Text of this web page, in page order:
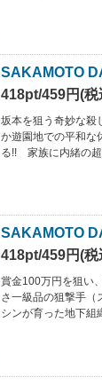
SAKAMOTO
418pt/459円(税
坂本を狙う奇妙な
か遊園地での平和な
る!! 家族に内緒の
SAKAMOTO
418pt/459円(税
賞金100万円を狙い
さ一級品の狙撃手
シンが育った地下